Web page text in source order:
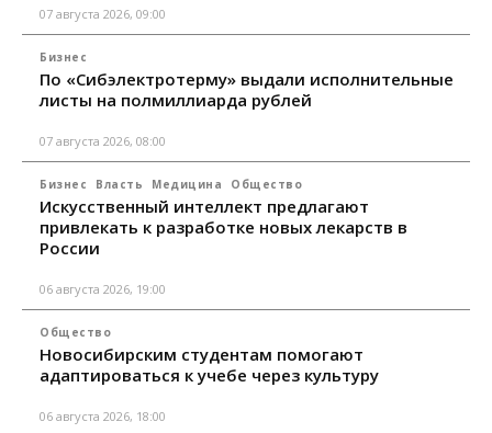
07 августа 2026, 09:00
Бизнес
По «Сибэлектротерму» выдали исполнительные
листы на полмиллиарда рублей
07 августа 2026, 08:00
Бизнес Власть Медицина Общество
Искусственный интеллект предлагают
привлекать к разработке новых лекарств в
России
06 августа 2026, 19:00
Общество
Новосибирским студентам помогают
адаптироваться к учебе через культуру
06 августа 2026, 18:00